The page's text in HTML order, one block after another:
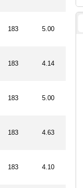
183 5.00
183 4.14
183 5.00
183 4.63
183 4.10